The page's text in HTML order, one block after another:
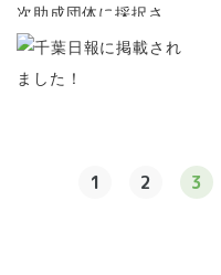
1 2 3